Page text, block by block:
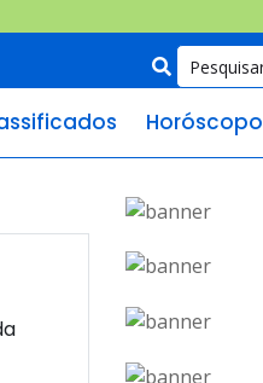
Horóscopo